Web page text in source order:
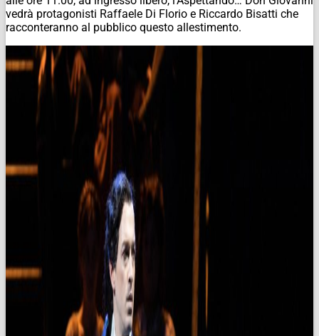
vedrà protagonisti Raffaele Di Florio e Riccardo Bisatti che
racconteranno al pubblico questo allestimento.